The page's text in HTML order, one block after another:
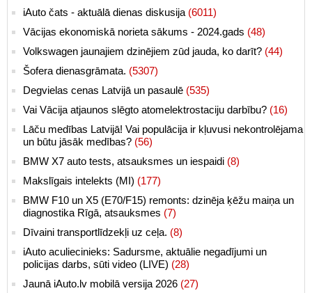
iAuto čats - aktuālā dienas diskusija (6011)
Vācijas ekonomiskā norieta sākums - 2024.gads (48)
Volkswagen jaunajiem dzinējiem zūd jauda, ko darīt? (44)
Šofera dienasgrāmata. (5307)
Degvielas cenas Latvijā un pasaulē (535)
Vai Vācija atjaunos slēgto atomelektrostaciju darbību? (16)
Lāču medības Latvijā! Vai populācija ir kļuvusi nekontrolējama
un būtu jāsāk medības? (56)
BMW X7 auto tests, atsauksmes un iespaidi (8)
Makslīgais intelekts (MI) (177)
BMW F10 un X5 (E70/F15) remonts: dzinēja ķēžu maiņa un
diagnostika Rīgā, atsauksmes (7)
Dīvaini transportlīdzekļi uz ceļa. (8)
iAuto aculiecinieks: Sadursme, aktuālie negadījumi un
policijas darbs, sūti video (LIVE) (28)
Jaunā iAuto.lv mobilā versija 2026 (27)